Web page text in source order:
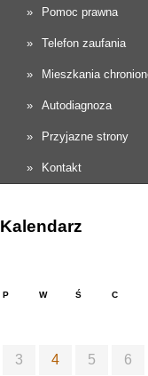
Pomoc prawna
Telefon zaufania
Mieszkania
Autodiagnoza
Przyjazne strony
Kontakt
Kalendarz
P W Ś C
3 4 5 6